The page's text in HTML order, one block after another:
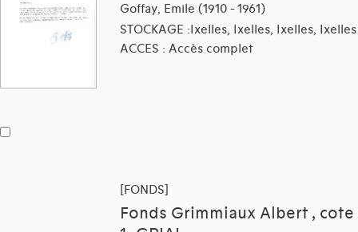
Goffay, Emile (1910 - 1961)
STOCKAGE :Ixelles, Ixelles, Ixelles, Ixelles
ACCES : Accès complet
[FONDS]
Fonds Grimmiaux Albert , cote